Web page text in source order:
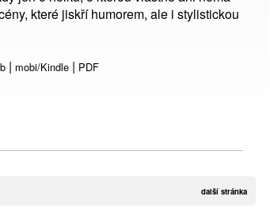
které jiskří humorem, ale i stylistickou
| mobi/Kindle | PDF
další stránka